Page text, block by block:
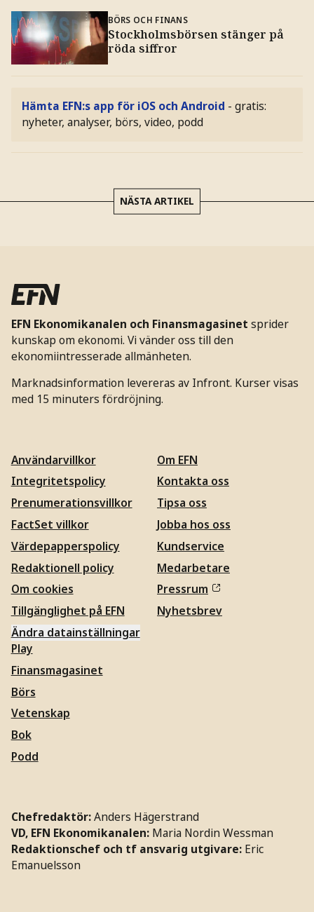
BÖRS OCH FINANS
Stockholmsbörsen stänger på
röda siffror
Hämta EFN:s app för iOS och Android - gratis:
nyheter, analyser, börs, video, podd
NÄSTA ARTIKEL
EFN Ekonomikanalen och Finansmagasinet sprider
kunskap om ekonomi. Vi vänder oss till den
ekonomiintresserade allmänheten.
Marknadsinformation levereras av Infront. Kurser visas
med 15 minuters fördröjning.
Användarvillkor
Integritetspolicy
Prenumerationsvillkor
FactSet villkor
Värdepapperspolicy
Redaktionell policy
Om cookies
Tillgänglighet på EFN
Ändra datainställningar
Om EFN
Kontakta oss
Tipsa oss
Jobba hos oss
Kundservice
Medarbetare
Pressrum
Nyhetsbrev
Play
Finansmagasinet
Börs
Vetenskap
Bok
Podd
Chefredaktör:Anders Hägerstrand
VD, EFN Ekonomikanalen: Maria Nordin Wessman
Redaktionschef och tf ansvarig utgivare: Eric
Emanuelsson